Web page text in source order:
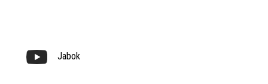
Jabok